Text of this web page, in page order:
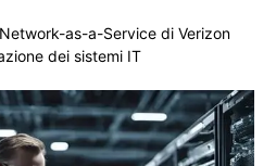
as-a-Service di Verizon
dei sistemi IT